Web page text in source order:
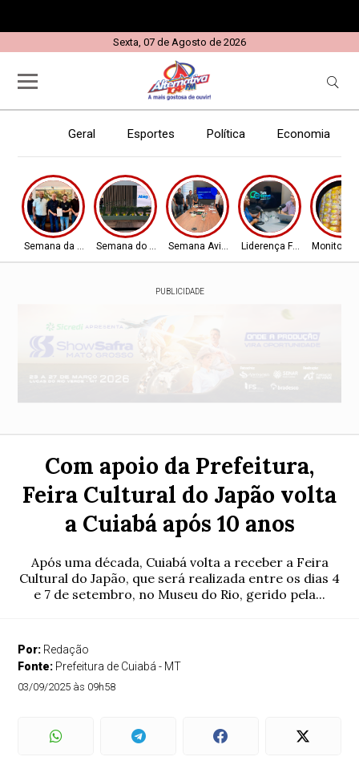
Sexta, 07 de Agosto de 2026
Geral Esportes Política Economia
Semana da AviaçãoSemana do AviadorSemana Aviador Liderença Feminina
PUBLICIDADE
Com apoio da Prefeitura,
Feira Cultural do Japão volta
a Cuiabá após 10 anos
Após uma década, Cuiabá volta a receber a Feira
Cultural do Japão, que será realizada entre os dias 4
e 7 de setembro, no Museu do Rio, gerido pela...
Por: Redação
Fonte: Prefeitura de Cuiabá - MT
03/09/2025 às 09h58